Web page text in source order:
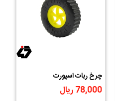
چرخ ربات اسپورت
78,000 ریال